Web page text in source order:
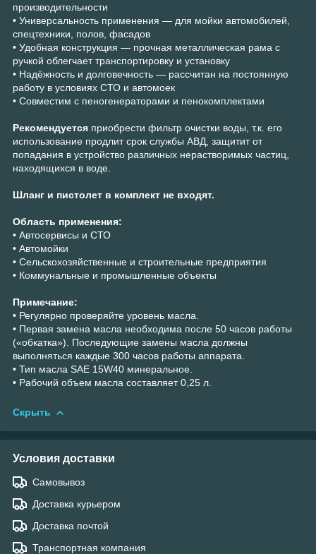
производительности
• Универсальность применения — для мойки автомобилей,
спецтехники, полов, фасадов
• Удобная конструкция — прочная металлическая рама с
ручкой облегчает транспортировку и установку
• Надёжность и долговечность — рассчитан на постоянную
работу в условиях СТО и автомоек
• Совместим с пеногенераторами и пенокомплектами
Рекомендуется приобрести фильтр очистки воды, т.к. его
использование продлит срок службы АВД, защитит от
попадания в устройство различных нерастворимых частиц,
находящихся в воде.
Шланг и пистолет в комплект не входят.
Область применения:
• Автосервисы и СТО
• Автомойки
• Сельскохозяйственные и строительные предприятия
• Коммунальные и промышленные объекты
Примечание:
• Регулярно проверяйте уровень масла.
• Первая замена масла необходима после 50 часов работы
(«обкатка»). Последующие замены масла должны
выполняться каждые 300 часов работы аппарата.
• Тип масла SAE 15W40 минеральное.
• Рабочий объем масла составляет 0,25 л.
Скрыть
Условия доставки
Самовывоз
Доставка курьером
Доставка почтой
Транспортная компания